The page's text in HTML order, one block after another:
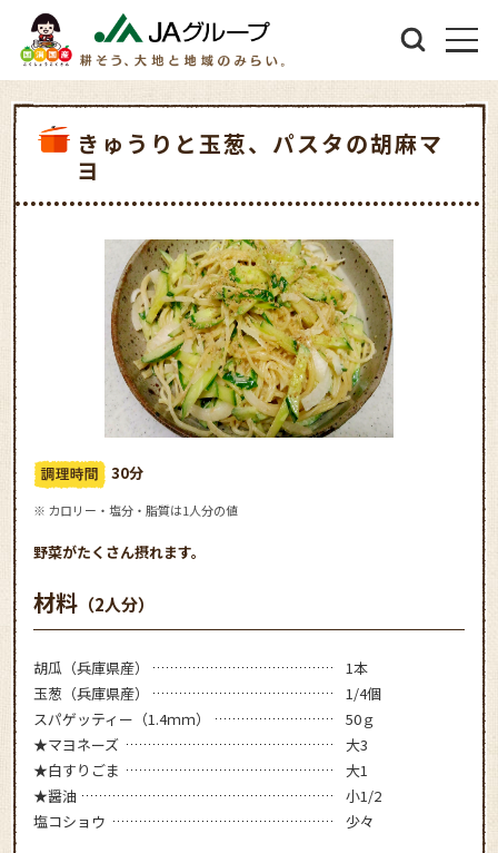
きゅうりと玉葱、パスタの胡麻マ
ヨ
30分
※ カロリー・塩分・脂質は1人分の値
野菜がたくさん摂れます。
材料 （2人分）
胡瓜（兵庫県産）
1本
玉葱（兵庫県産）
1/4個
スパゲッティー（1.4ｍｍ）
50ｇ
★マヨネーズ
大3
★白すりごま
大1
★醤油
小1/2
塩コショウ
少々